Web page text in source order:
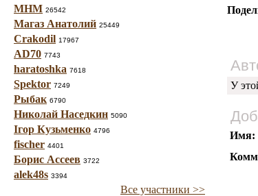
МНМ 26542
Магаз Анатолий 25449
Crakodil 17967
AD70 7743
haratoshka 7618
Spektor 7249
Рыбак 6790
Николай Наседкин 5090
Ігор Кузьменко 4796
fischer 4401
Борис Ассеев 3722
alek48s 3394
Все участники >>
У
Имя: